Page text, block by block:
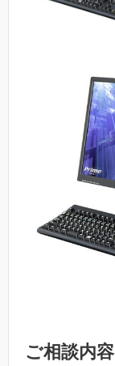
ご相談内容